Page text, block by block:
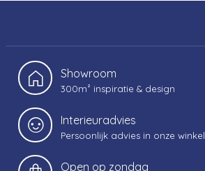
Showroom
300m² inspiratie & design
Interieuradvies
Persoonlijk advies in onze winkel
Open op zondag